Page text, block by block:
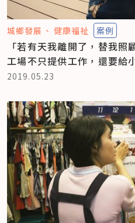
城鄉發展 健康福祉 案例
「若有天我離開了，替我
工場不只提供工作，還要給
2019.05.23